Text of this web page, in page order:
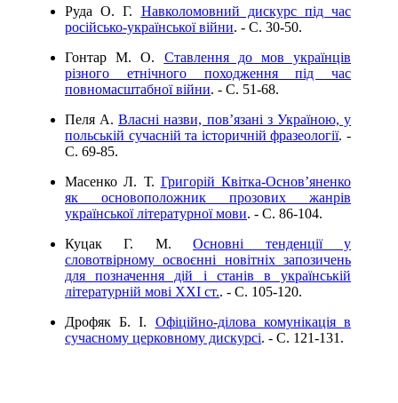
Руда О. Г. Навколомовний дискурс під час
російсько-української війни. - C. 30-50.
Гонтар М. О. Ставлення до мов українців
різного етнічного походження під час
повномасштабної війни. - C. 51-68.
Пеля А.Власні назви, пов’язані з Україною, у
польській сучасній та історичній фразеології. -
C. 69-85.
Масенко Л. Т. Григорій Квітка-Основ’яненко
як основоположник прозових жанрів
української літературної мови. - C. 86-104.
Куцак Г. М.Основні тенденції у
словотвірному освоєнні новітніх запозичень
для позначення дій і станів в українській
літературній мові ХХІ ст.. - C. 105-120.
Дрофяк Б. І. Офіційно-ділова комунікація в
сучасному церковному дискурсі. - C. 121-131.